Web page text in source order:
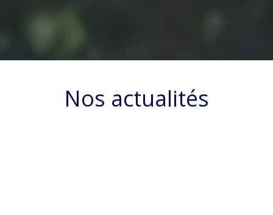
Nos actualités